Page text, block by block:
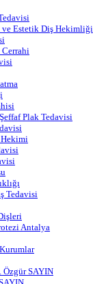
ve Estetik Diş Hekimliği
Plak Tedavisi
Tedavisi
Antalya
Özgür SAYIN